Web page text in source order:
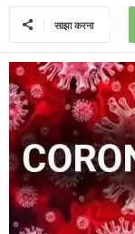
साझा करना